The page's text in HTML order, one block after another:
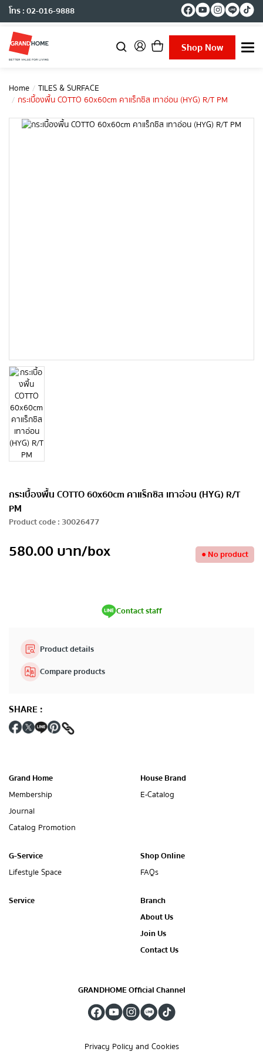
โทร : 02-016-9888
Shop Now
T
n
Home
TILES & SURFACE
กระเบื้องพื้น COTTO 60x60cm คาแร็กซิส เทาอ่อน (HYG) R/T PM
กระเบื้องพื้น COTTO 60x60cm คาแร็กซิส เทาอ่อน (HYG) R/T
PM
Product code: 30026477
580.00บาท/box ●No product
Contact staff
Product details
Compare products
SHARE:
Grand Home
Membership
Journal
Catalog Promotion
House Brand
E-Catalog
G-Service
Lifestyle Space
Shop Online
FAQs
Service
Branch
About Us
Join Us
Contact Us
GRANDHOME Official Channel
Privacy Policy and Cookies